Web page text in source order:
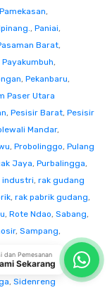
Pamekasan,
, Paniai,
Barat,
Payakumbuh,
, Pekanbaru,
Paser Utara
, Pesisir Barat, Pesisir
Mandar,
, Probolinggo, Pulang
Jaya, Purbalingga,
industri, rak gudang
, rak pabrik gudang,
, Rote Ndao, Sabang,
, Sampang,
,Serang Serdang
, Sidenreng
dan Pemesanan
Sekarang